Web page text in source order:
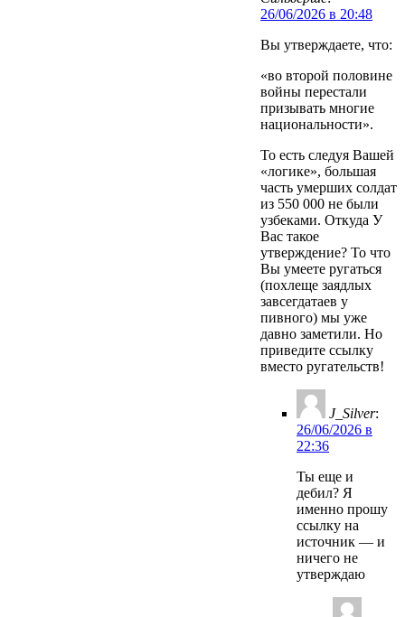
26/06/2026 в 20:48
Вы утверждаете, что:
«во второй половине
войны перестали
призывать многие
национальности».
То есть следуя Вашей
«логике», большая
часть умерших солдат
из 550 000 не были
узбеками. Откуда У
Вас такое
утверждение? То что
Вы умеете ругаться
(похлеще заядлых
завсегдатаев у
пивного) мы уже
давно заметили. Но
приведите ссылку
вместо ругательств!
J_Silver:
26/06/2026 в
22:36
Ты еще и
дебил? Я
именно прошу
ссылку на
источник — и
ничего не
утверждаю